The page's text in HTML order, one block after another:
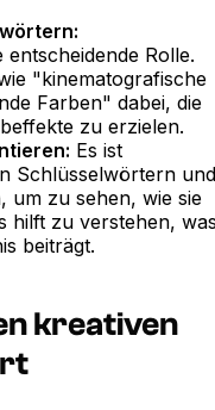
Rolle.
"kinematografische
Farben" dabei, die
zu erzielen.
Es ist
Schlüsselwörtern
um zu sehen, wie sie
hilft zu verstehen,
beiträgt.
kreativen